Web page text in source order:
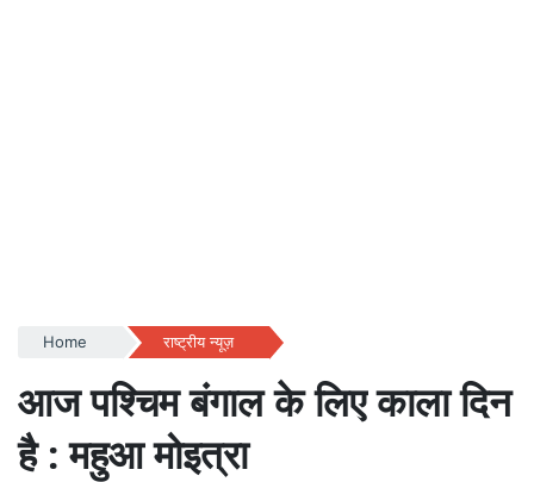
Home राष्ट्रीय न्यूज़
आज पश्चिम बंगाल के लिए काला दिन
है : महुआ मोइत्रा